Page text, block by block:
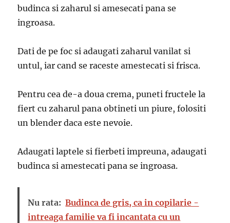
budinca si zaharul si amesecati pana se
ingroasa.
Dati de pe foc si adaugati zaharul vanilat si
untul, iar cand se raceste amestecati si frisca.
Pentru cea de-a doua crema, puneti fructele la
fiert cu zaharul pana obtineti un piure, folositi
un blender daca este nevoie.
Adaugati laptele si fierbeti impreuna, adaugati
budinca si amestecati pana se ingroasa.
Nu rata: Budinca de gris, ca in copilarie -
intreaga familie va fi incantata cu un